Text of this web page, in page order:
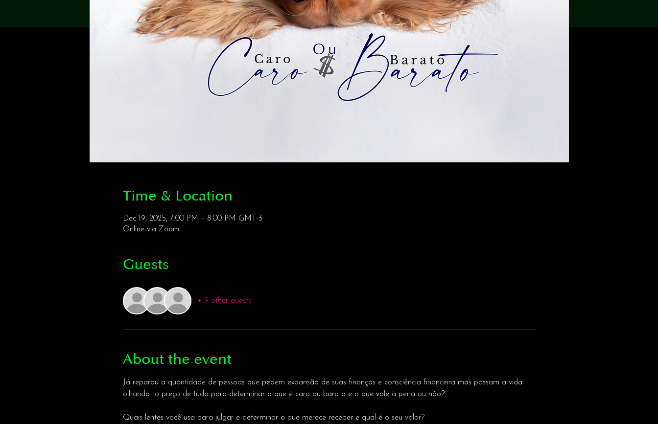
Time & Location
Dec 19, 2025, 7:00 PM – 8:00 PM GMT-3
Online via Zoom
Guests
+ 9 other guests
About the event
Já reparou a quantidade de pessoas que pedem expansão de suas finanças e consciência financeira mas passam a vida
olhando  o preço de tudo para determinar o que é caro ou barato e o que vale à pena ou não?
Quais lentes você usa para julgar e determinar o que merece receber e qual é o seu valor?